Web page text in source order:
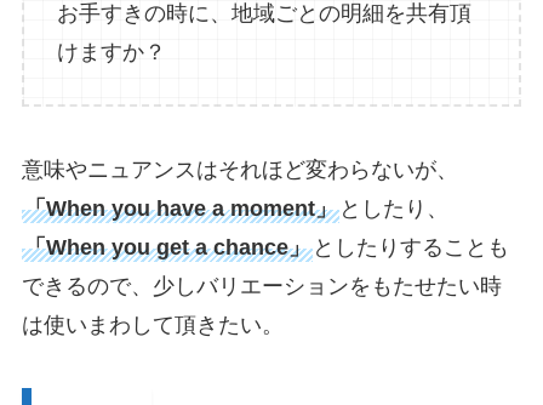
お手すきの時に、地域ごとの明細を共有頂
けますか？
意味やニュアンスはそれほど変わらないが、
「When you have a moment」としたり、
「When you get a chance」としたりすることも
できるので、少しバリエーションをもたせたい時
は使いまわして頂きたい。